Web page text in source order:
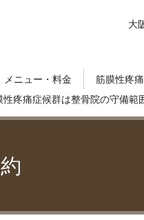
大
メニュー・料金
筋膜性疼
性疼痛症候群は整骨院の守備範